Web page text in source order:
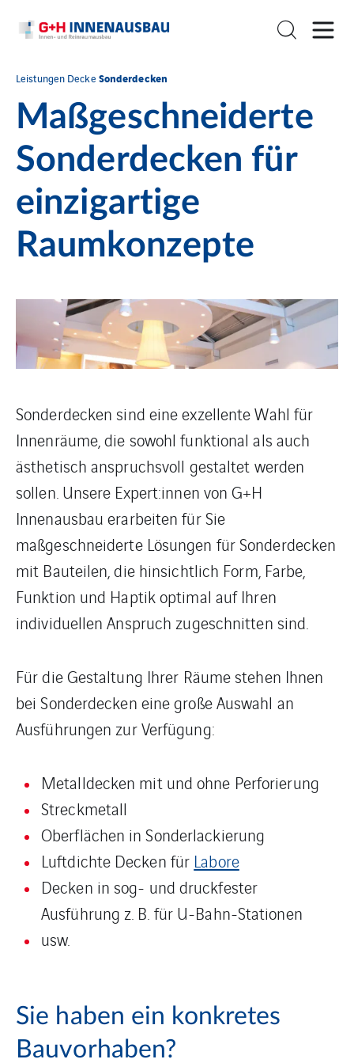
Leistungen Decke Sonderdecken
Maßgeschneiderte
Sonderdecken für
einzigartige
Raumkonzepte
Sonderdecken sind eine exzellente Wahl für
Innenräume, die sowohl funktional als auch
ästhetisch anspruchsvoll gestaltet werden
sollen. Unsere Expert:innen von G+H
Innenausbau erarbeiten für Sie
maßgeschneiderte Lösungen für Sonderdecken
mit Bauteilen, die hinsichtlich Form, Farbe,
Funktion und Haptik optimal auf Ihren
individuellen Anspruch zugeschnitten sind.
Für die Gestaltung Ihrer Räume stehen Ihnen
bei Sonderdecken eine große Auswahl an
Ausführungen zur Verfügung:
Metalldecken mit und ohne Perforierung
Streckmetall
Oberflächen in Sonderlackierung
Luftdichte Decken für Labore
Decken in sog- und druckfester
Ausführung z. B. für U-Bahn-Stationen
usw.
Sie haben ein konkretes
Bauvorhaben?